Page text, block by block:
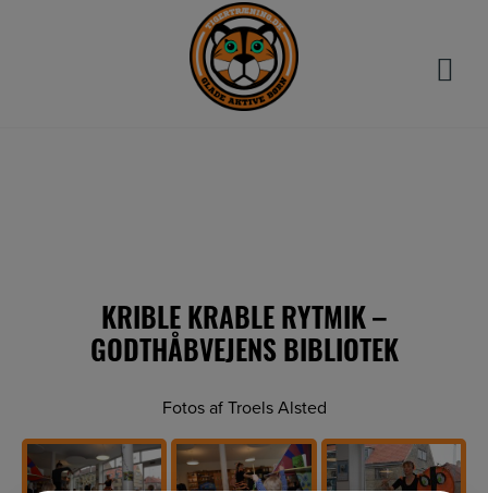
KRIBLE KRABLE RYTMIK –
GODTHÅBVEJENS BIBLIOTEK
Fotos af Troels Alsted